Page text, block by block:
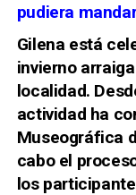
pudiera
Gilena está
invierno
localidad.
actividad ha
Museográfica
cabo el
los